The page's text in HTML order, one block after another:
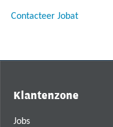
Contacteer Jobat
Klantenzone
Jobs